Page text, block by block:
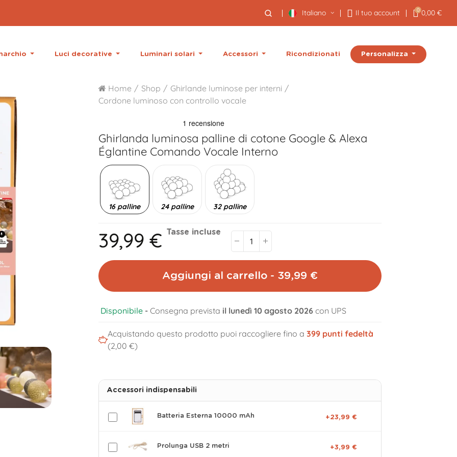
Italiano Il tuo account 0 0,00 €
Luci decorative Luminari solari Accessori Ricondizionati Personalizza
Home Shop
Ghirlande luminose per interni
Cordone luminoso con controllo vocale
Ghirlanda luminosa palline di cotone Google & Alexa
Églantine Comando Vocale Interno
16 palline 24 palline 32 palline
39,99 € Tasse incluse
Aggiungi al carrello - 39,99 €
Disponibile- Consegna prevista il lunedì 10 agosto 2026 con UPS
Acquistando questo prodotto puoi raccogliere fino a399 punti fedeltà
(2,00 €)
Accessori indispensabili
Batteria Esterna 10000 mAh +23,99 €
Prolunga USB 2 metri +3,99 €